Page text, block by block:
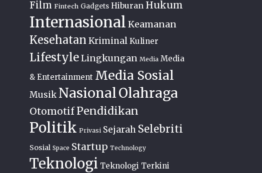
Film Fintech Gadgets Hiburan Hukum
Internasional Keamanan
Kesehatan Kriminal Kuliner
LifestyleLingkungan Media Media
& Entertainment Media Sosial
Musik NasionalOlahraga
Otomotif Pendidikan
Politik Privasi Sejarah Selebriti
Sosial Space Startup Technology
Teknologi Teknologi Terkini